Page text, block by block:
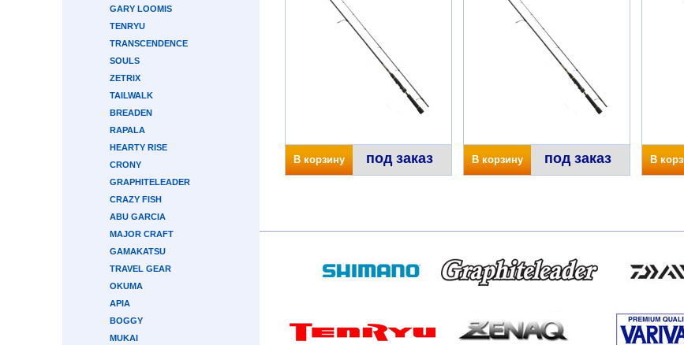
GARY LOOMIS
TENRYU
TRANSCENDENCE
SOULS
ZETRIX
TAILWALK
BREADEN
RAPALA
HEARTY RISE
CRONY
GRAPHITELEADER
CRAZY FISH
ABU GARCIA
MAJOR CRAFT
GAMAKATSU
TRAVEL GEAR
OKUMA
APIA
BOGGY
MUKAI
В корзину под заказ В корзину под заказ В